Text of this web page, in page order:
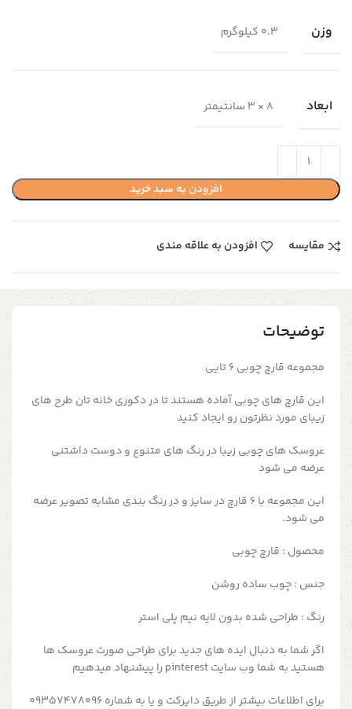
وزن 0.3 کیلوگرم
ابعاد 8 × 3 سانتیمتر
افزودن به سبد خرید
مقایسه افزودن به علاقه مندی
توضیحات
مجموعه قارچ چوبی ۶ تایی
این قارچ های چوبی آماده هستند تا در دکوری خانه تان طرح های
زیبای مورد نظرتون رو ایجاد کنید
عروسک های چوبی زیبا در رنگ های متنوع و دوست داشتنی
عرضه می شود
این مجموعه با ۶ قارچ در سایز و در رنگ بندی مشابه تصویر عرضه
می شود.
محصول : قارچ چوبی
جنس : چوب ساده روشن
رنگ : طراحی شده بدون لایه نیم پلی استر
اگر شما به دنبال ایده های جدید برای طراحی صورت عروسک ها
هستید به شما وب سایت pinterest را پیشنهاد میدهیم
برای اطلاعات بیشتر از طریق دایرکت و یا به شماره 09357478096